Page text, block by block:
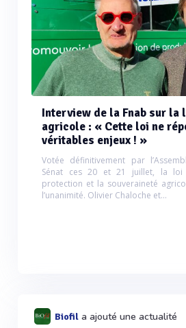
Interview de la Fnab sur la
agricole : « Cette loi ne
véritables enjeux ! »
Votée définitivement par
Sénat ces 20 et 21 juillet, la loi
protection et la souveraineté
l’unanimité. Olivier Chaloche et...
Biofil a ajouté une actualité